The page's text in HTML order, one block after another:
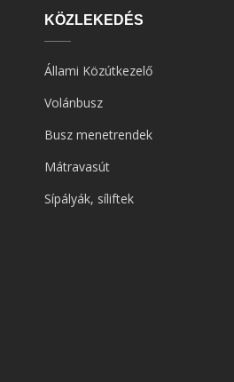
KÖZLEKEDÉS
Állami Közútkezelő
Volánbusz
Busz menetrendek
Mátravasút
Sípályák, síliftek